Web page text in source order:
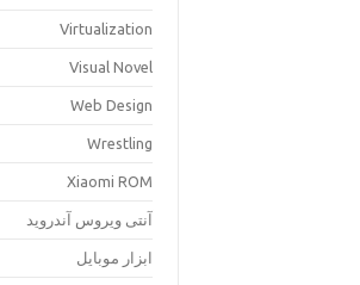
Virtualization
Visual Novel
Web Design
Wrestling
Xiaomi ROM
آنتی ویروس آندروید
ابزار موبایل